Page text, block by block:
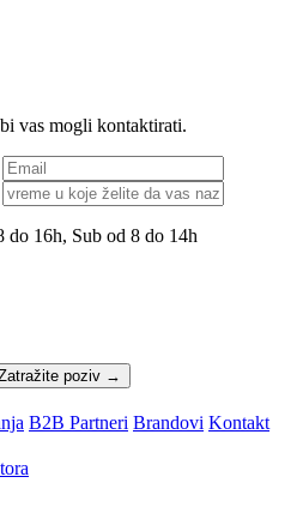
vas mogli kontaktirati.
do 16h, Sub od 8 do 14h
poziv →
B2B Partneri Brandovi Kontakt